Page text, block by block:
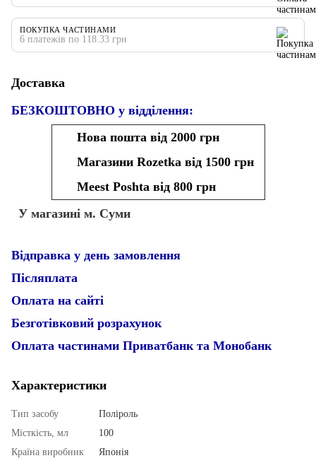
ПОКУПКА ЧАСТИНАМИ
6 платежів по 118.33 грн
Доставка
БЕЗКОШТОВНО у відділення:
Нова пошта від 2000 грн
Магазини Rozetka від 1500 грн
Meest Poshta від 800 грн
У магазині м. Суми
Відправка у день замовлення
Післяплата
Оплата на сайті
Безготівковий розрахунок
Оплата частинами Приватбанк та Монобанк
Характеристики
Тип засобу
Поліроль
Місткість, мл
100
Країна виробник
Японія